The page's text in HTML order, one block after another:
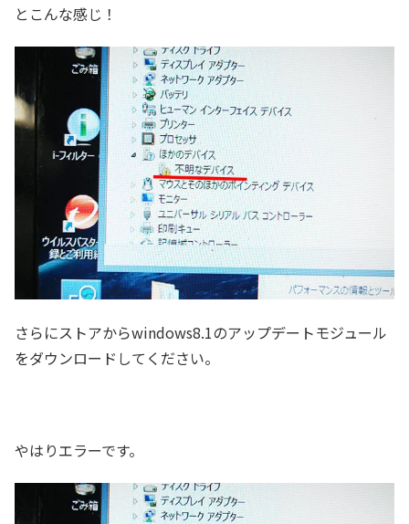
とこんな感じ！
さらにストアからwindows8.1のアップデートモジュール
をダウンロードしてください。
やはりエラーです。